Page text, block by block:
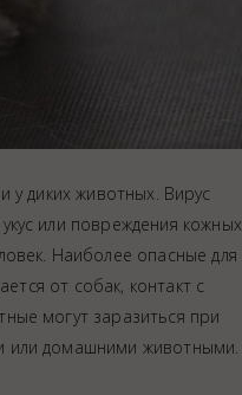
диких животных. Вирус
или повреждения кожных
Наиболее опасные для
от собак, контакт с
могут заразиться при
или домашними животными.